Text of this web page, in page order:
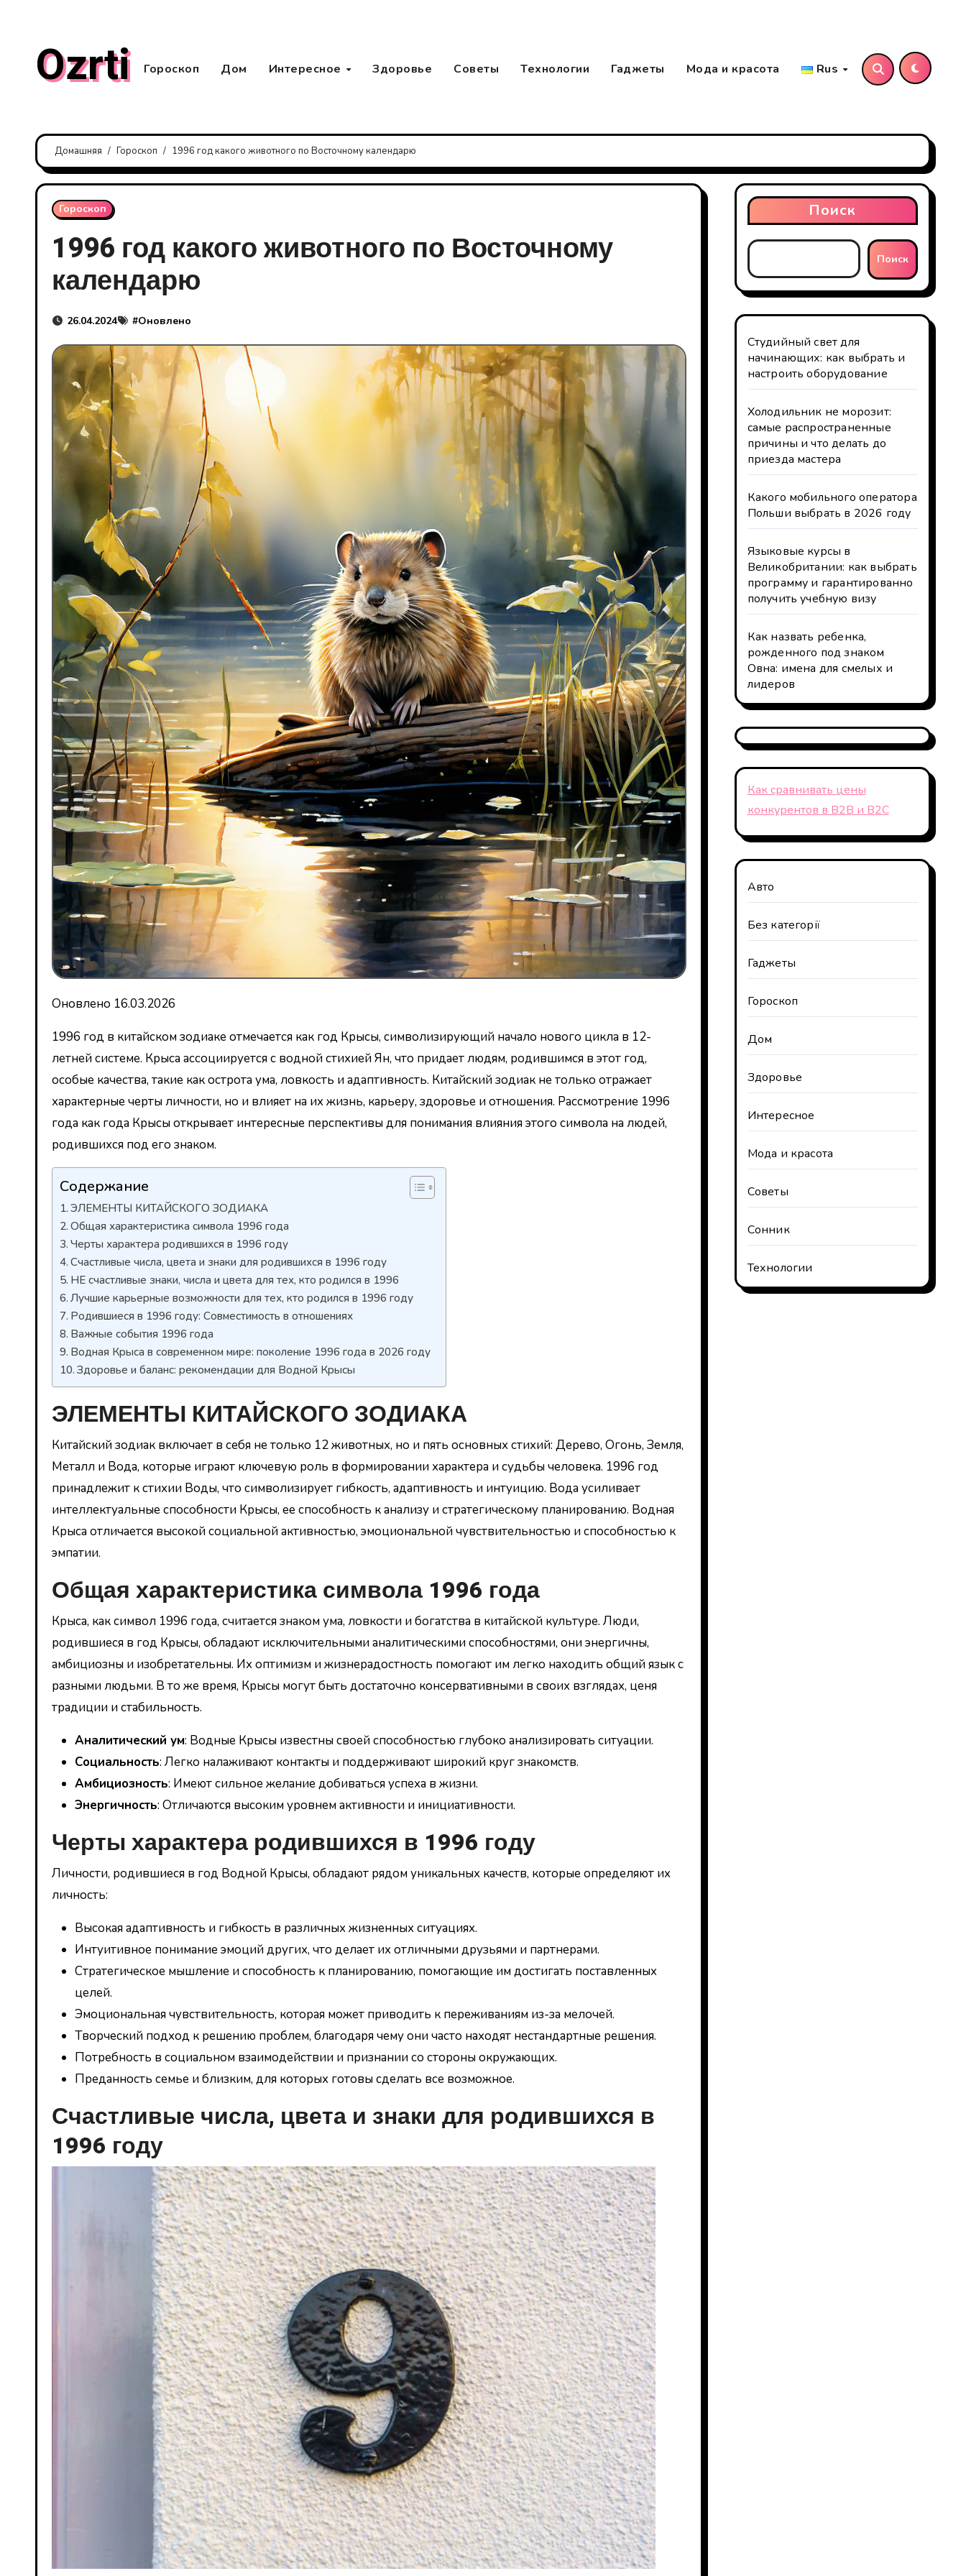
содержаниюOzrti Гороскоп Дом Интересное Здоровье Советы Технологии Гаджеты Мода и красота Rus
Домашняя Гороскоп 1996 год какого животного по Восточному календарю
Гороскоп
1996 год какого животного по Восточному
календарю
26.04.2024 #Оновлено
Оновлено 16.03.2026
1996 год в китайском зодиаке отмечается как год Крысы, символизирующий начало нового цикла в 12-
летней системе. Крыса ассоциируется с водной стихией Ян, что придает людям, родившимся в этот год,
особые качества, такие как острота ума, ловкость и адаптивность. Китайский зодиак не только отражает
характерные черты личности, но и влияет на их жизнь, карьеру, здоровье и отношения. Рассмотрение 1996
года как года Крысы открывает интересные перспективы для понимания влияния этого символа на людей,
родившихся под его знаком.
Содержание
ЭЛЕМЕНТЫ КИТАЙСКОГО ЗОДИАКА
Общая характеристика символа 1996 года
Черты характера родившихся в 1996 году
Счастливые числа, цвета и знаки для родившихся в 1996 году
НЕ счастливые знаки, числа и цвета для тех, кто родился в 1996
Лучшие карьерные возможности для тех, кто родился в 1996 году
Родившиеся в 1996 году: Совместимость в отношениях
Важные события 1996 года
Водная Крыса в современном мире: поколение 1996 года в 2026 году
Здоровье и баланс: рекомендации для Водной Крысы
ЭЛЕМЕНТЫ КИТАЙСКОГО ЗОДИАКА
Китайский зодиак включает в себя не только 12 животных, но и пять основных стихий: Дерево, Огонь, Земля,
Металл и Вода, которые играют ключевую роль в формировании характера и судьбы человека. 1996 год
принадлежит к стихии Воды, что символизирует гибкость, адаптивность и интуицию. Вода усиливает
интеллектуальные способности Крысы, ее способность к анализу и стратегическому планированию. Водная
Крыса отличается высокой социальной активностью, эмоциональной чувствительностью и способностью к
эмпатии.
Общая характеристика символа 1996 года
Крыса, как символ 1996 года, считается знаком ума, ловкости и богатства в китайской культуре. Люди,
родившиеся в год Крысы, обладают исключительными аналитическими способностями, они энергичны,
амбициозны и изобретательны. Их оптимизм и жизнерадостность помогают им легко находить общий язык с
разными людьми. В то же время, Крысы могут быть достаточно консервативными в своих взглядах, ценя
традиции и стабильность.
Аналитический ум: Водные Крысы известны своей способностью глубоко анализировать ситуации.
Социальность: Легко налаживают контакты и поддерживают широкий круг знакомств.
Амбициозность: Имеют сильное желание добиваться успеха в жизни.
Энергичность: Отличаются высоким уровнем активности и инициативности.
Черты характера родившихся в 1996 году
Личности, родившиеся в год Водной Крысы, обладают рядом уникальных качеств, которые определяют их
личность:
Высокая адаптивность и гибкость в различных жизненных ситуациях.
Интуитивное понимание эмоций других, что делает их отличными друзьями и партнерами.
Стратегическое мышление и способность к планированию, помогающие им достигать поставленных
целей.
Эмоциональная чувствительность, которая может приводить к переживаниям из-за мелочей.
Творческий подход к решению проблем, благодаря чему они часто находят нестандартные решения.
Потребность в социальном взаимодействии и признании со стороны окружающих.
Преданность семье и близким, для которых готовы сделать все возможное.
Счастливые числа, цвета и знаки для родившихся в
1996 году
Поиск
Поиск
Студийный свет для
начинающих: как выбрать и
настроить оборудование
Холодильник не морозит:
самые распространенные
причины и что делать до
приезда мастера
Какого мобильного оператора
Польши выбрать в 2026 году
Языковые курсы в
Великобритании: как выбрать
программу и гарантированно
получить учебную визу
Как назвать ребенка,
рожденного под знаком
Овна: имена для смелых и
лидеров
Как сравнивать цены
конкурентов в B2B и B2C
Авто
Без категорії
Гаджеты
Гороскоп
Дом
Здоровье
Интересное
Мода и красота
Советы
Сонник
Технологии